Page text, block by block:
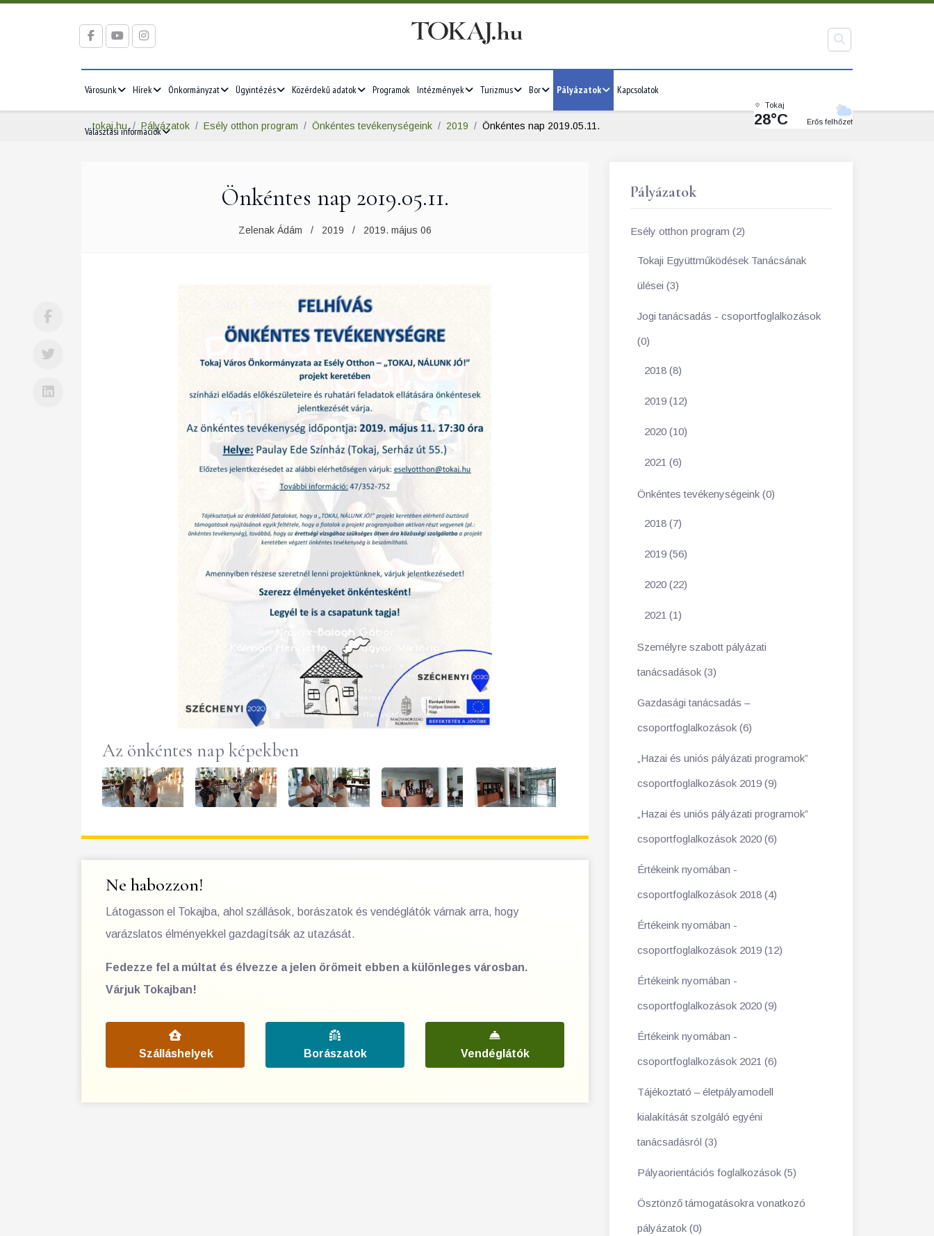
Városunk Hírek Önkormányzat Ügyintézés Közérdekű adatok Programok Intézmények Turizmus Bor Pályázatok Kapcsolatok
Választási információk
Tokaj
28°C Erős felhőzet
tokaj.hu Pályázatok Esély otthon program Önkéntes tevékenységeink 2019 Önkéntes nap 2019.05.11.
Önkéntes nap 2019.05.11.
Zelenak Ádám 2019 2019. május 06
Az önkéntes nap képekben
Ne habozzon!
Látogasson el Tokajba, ahol szállások, borászatok és vendéglátók várnak arra, hogy
varázslatos élményekkel gazdagítsák az utazását.
Fedezze fel a múltat és élvezze a jelen örömeit ebben a különleges városban.
Várjuk Tokajban!
Szálláshelyek Borászatok Vendéglátók
Pályázatok
Esély otthon program (2)
Tokaji Együttműködések Tanácsának
ülései (3)
Jogi tanácsadás - csoportfoglalkozások
(0)
2018 (8)
2019 (12)
2020 (10)
2021 (6)
Önkéntes tevékenységeink (0)
2018 (7)
2019 (56)
2020 (22)
2021 (1)
Személyre szabott pályázati
tanácsadások (3)
Gazdasági tanácsadás –
csoportfoglalkozások (6)
„Hazai és uniós pályázati programok”
csoportfoglalkozások 2019 (9)
„Hazai és uniós pályázati programok”
csoportfoglalkozások 2020 (6)
Értékeink nyomában -
csoportfoglalkozások 2018 (4)
Értékeink nyomában -
csoportfoglalkozások 2019 (12)
Értékeink nyomában -
csoportfoglalkozások 2020 (9)
Értékeink nyomában -
csoportfoglalkozások 2021 (6)
Tájékoztató – életpályamodell
kialakítását szolgáló egyéni
tanácsadásról (3)
Pályaorientációs foglalkozások (5)
Ösztönző támogatásokra vonatkozó
pályázatok (0)